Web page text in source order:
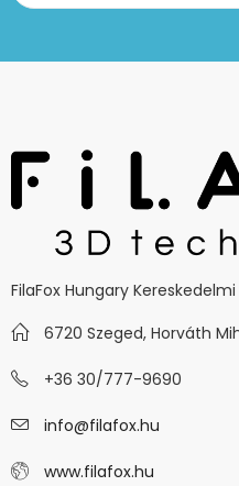
FilaFox Hungary
6720 Szeged, Horváth
+36 30/777-9690
info@filafox.hu
www.filafox.hu